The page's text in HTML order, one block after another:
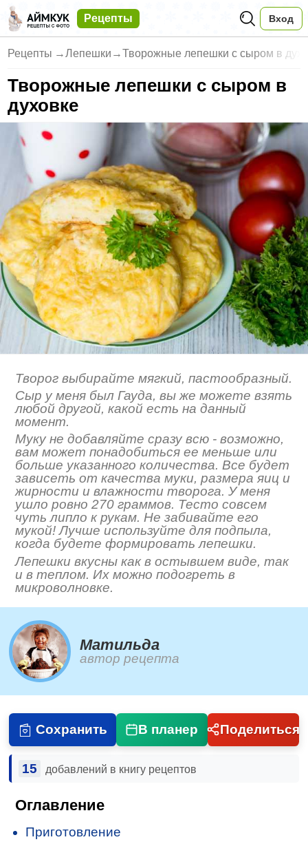
Рецепты Вход
Рецепты →Лепешки →Творожные лепешки с сыром в
Творожные лепешки с сыром в
духовке
Творог выбирайте мягкий, пастообразный.
Сыр у меня был Гауда, вы же можете взять
любой другой, какой есть на данный
момент.
Муку не добавляйте сразу всю - возможно,
вам может понадобиться ее меньше или
больше указанного количества. Все будет
зависеть от качества муки, размера яиц и
жирности и влажности творога. У меня
ушло ровно 270 граммов. Тесто совсем
чуть липло к рукам. Не забивайте его
мукой! Лучше используйте для подпыла,
когда будете формировать лепешки.
Лепешки вкусны как в остывшем виде, так
и в теплом. Их можно подогреть в
микроволновке.
Матильда
автор рецепта
Сохранить В планер Поделиться
15 добавлений в книгу рецептов
Оглавление
Приготовление